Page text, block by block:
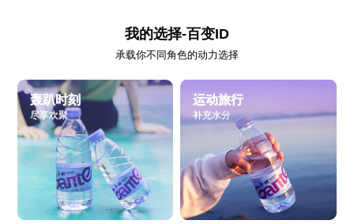
我的选择-百变ID
承载你不同角色的动力选择
轰趴时刻
尽享欢聚
运动旅行
补充水分